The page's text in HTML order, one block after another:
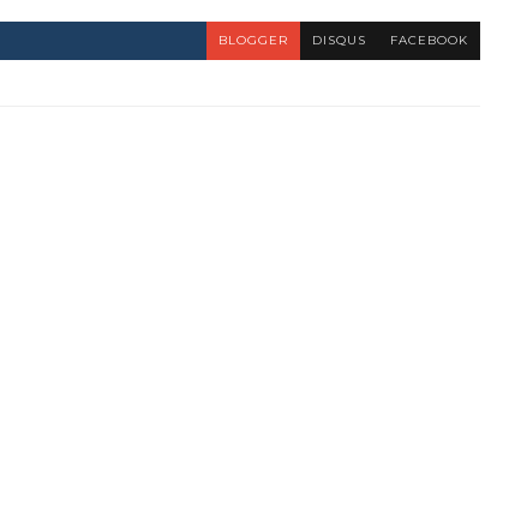
BLOGGER DISQUS FACEBOOK